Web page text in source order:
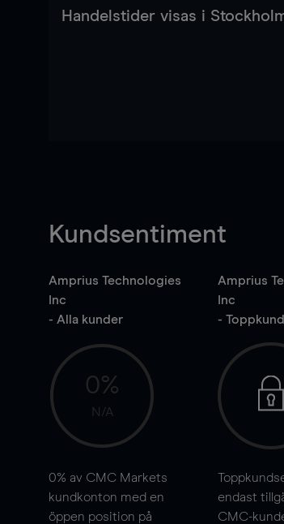
Handelstider visas i
Kundsentiment
Amprius Technologies
Inc
- Alla kunder
0%
N/A
0% av CMC Markets
kundkonton med en
öppen position på
Amprius
Inc
-
endast
CMC-